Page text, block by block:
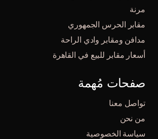
مرنة
مقابر الحرس الجمهوري
مدافن ومقابر وادي الراحة
أسعار مقابر للبيع في القاهرة
صفحات مُهمة
تواصل معنا
من نحن
سياسة الخصوصية